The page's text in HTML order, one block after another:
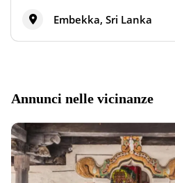
Embekka, Sri Lanka
Annunci nelle vicinanze